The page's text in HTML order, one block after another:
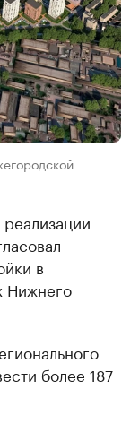
в
Нижнего
более 187